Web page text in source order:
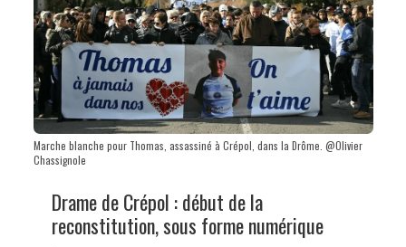
Marche blanche pour Thomas, assassiné à Crépol, dans la Drôme. @Olivier
Chassignole
Drame de Crépol : début de la
reconstitution, sous forme numérique